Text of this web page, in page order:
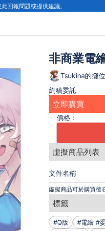
回報問題或提供建議。
非商業電
Tsukina的攤位
約稿委託
立即購買
價格：
虛擬商品列表
文件名稱
虛擬商品可於購買後
標籤
#Q版 #電繪 #